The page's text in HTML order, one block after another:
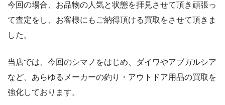
今回の場合、お品物の人気と状態を拝見させて頂き頑張っ
て査定をし、お客様にもご納得頂ける買取をさせて頂きま
した。
当店では、今回のシマノをはじめ、ダイワやアブガルシア
など、あらゆるメーカーの釣り・アウトドア用品の買取を
強化しております。